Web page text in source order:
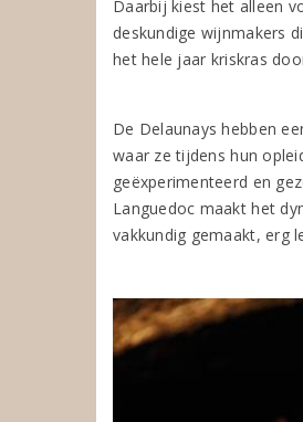
Daarbij kiest het alleen
deskundige wijnmakers
het hele jaar kriskras
De Delaunays hebben
waar ze tijdens hun
geëxperimenteerd en
Languedoc maakt het
vakkundig gemaakt, erg